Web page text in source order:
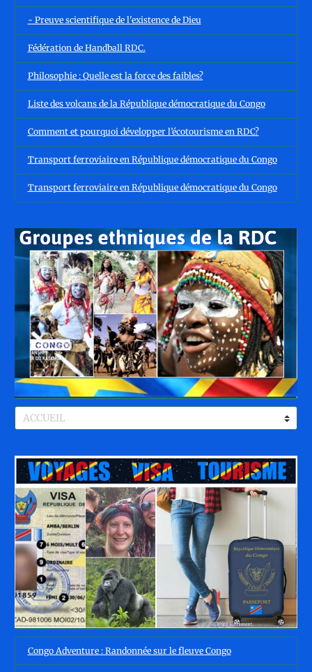
- Preuve scientifique de l'existence de Dieu
Fédération de Handball RDC.
Philosophie : Quelle est la force des faibles?
Liste des volcans de la République démocratique du Congo
Comment et pourquoi développer l’écotourisme en RDC?
Transport ferroviaire en République démocratique du Congo
Transport ferroviaire en République démocratique du Congo
Congo Adventure : Randonnée sur le fleuve Congo